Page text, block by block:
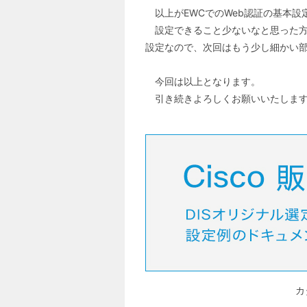
以上がEWCでのWeb認証の基本設
設定できること少ないなと思った
設定なので、次回はもう少し細かい
今回は以上となります。
引き続きよろしくお願いいたしま